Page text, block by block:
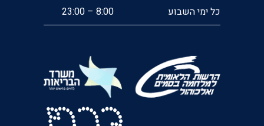
כל ימי השבוע 8:00 – 23:00